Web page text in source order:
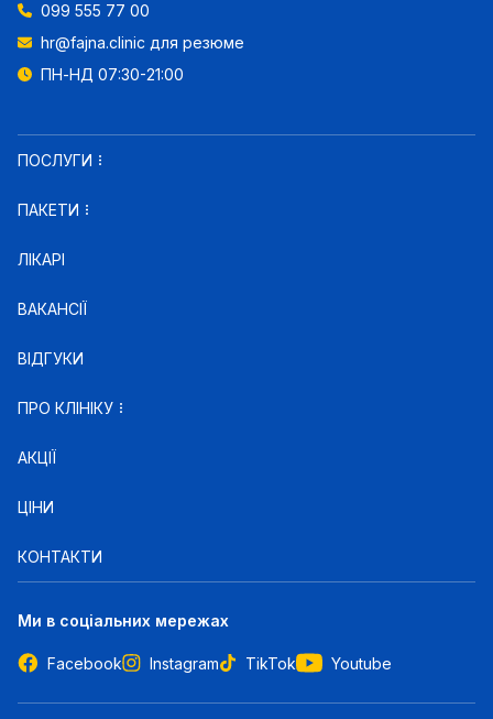
099 555 77 00
hr@fajna.clinic для резюме
ПН-НД 07:30-21:00
ПОСЛУГИ
ПАКЕТИ
ЛІКАРІ
ВАКАНСІЇ
ВІДГУКИ
ПРО КЛІНІКУ
АКЦІЇ
ЦІНИ
КОНТАКТИ
Ми в соціальних мережах
Facebook Instagram TikTok Youtube